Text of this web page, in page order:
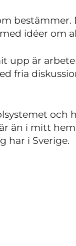
idéer om
upp är
fria
och
än i mitt
har i Sverige.